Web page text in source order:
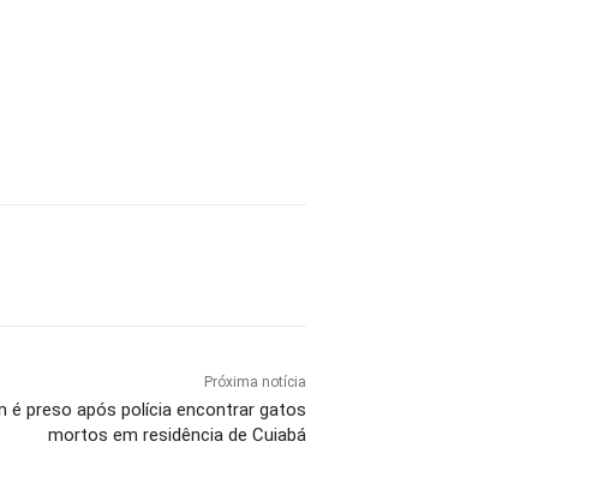
Próxima notícia
é preso após polícia encontrar gatos
mortos em residência de Cuiabá